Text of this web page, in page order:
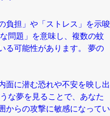
負担」や「ストレス」を示唆
問題」を意味し、複数の蚊
る可能性があります。 夢の
面に潜む恐れや不安を映し出
な夢を見ることで、あなた
からの攻撃に敏感になってい